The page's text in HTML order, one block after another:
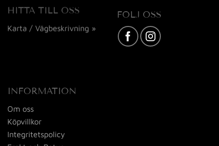
HITTA TILL OSS
Karta / Vägbeskrivning »
FÖLJ OSS
INFORMATION
Om oss
Köpvillkor
Integritetspolicy